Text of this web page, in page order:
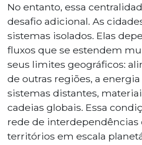
No entanto, essa
desafio adicional. As
sistemas isolados. Elas
fluxos que se estendem
seus limites geográficos:
de outras regiões, a
sistemas distantes,
cadeias globais. Essa
rede de interdependências
territórios em escala